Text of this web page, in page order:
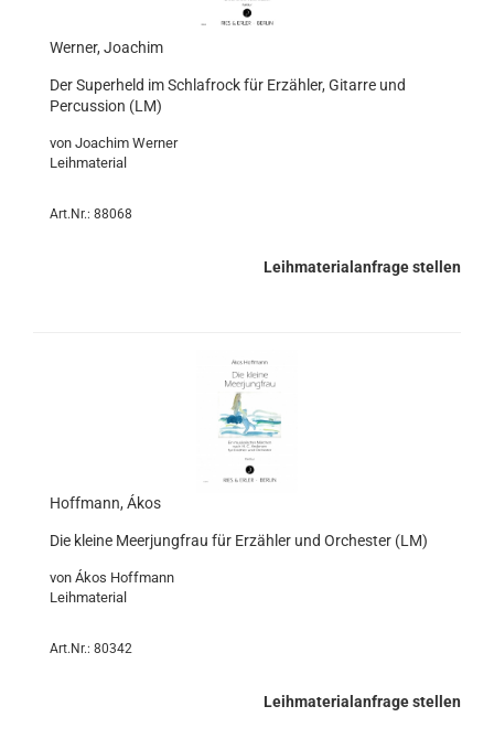
Werner, Joachim
Der Superheld im Schlafrock für Erzähler, Gitarre und
Percussion (LM)
von Joachim Werner
Leihmaterial
Art.Nr.: 88068
Leihmaterialanfrage stellen
Hoffmann, Ákos
Die kleine Meerjungfrau für Erzähler und Orchester (LM)
von Ákos Hoffmann
Leihmaterial
Art.Nr.: 80342
Leihmaterialanfrage stellen